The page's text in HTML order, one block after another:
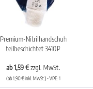
Premium-Nitrilhandschuh
teilbeschichtet 3410P
ab 1,59 €zzgl. MwSt.
(ab 1,90 € inkl. MwSt.) - VPE: 1